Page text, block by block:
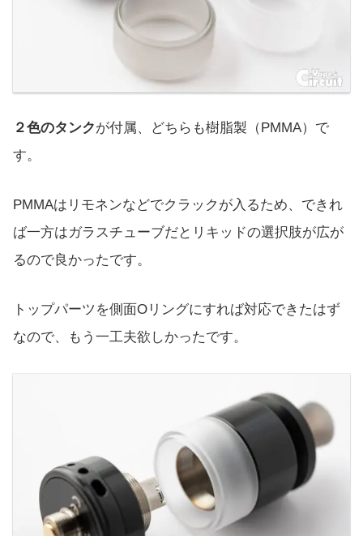
２色のタンクが付属、どちらも樹脂製（PMMA）で
す。
PMMAはリモネンなどでクラックが入るため、できれ
ば一方はガラスチューブだとリキッドの選択肢が広が
るので良かったです。
トップパーツを側面Oリングにすれば対応できたはず
なので、もう一工夫欲しかったです。